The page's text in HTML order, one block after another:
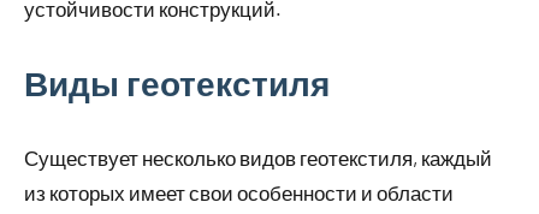
устойчивости конструкций.
Виды геотекстиля
Существует несколько видов геотекстиля, каждый
из которых имеет свои особенности и области